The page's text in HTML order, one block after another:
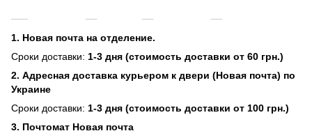
1. Новая почта на отделение.
Сроки доставки: 1-3 дня (стоимость доставки от 60 грн.)
2. Адресная доставка курьером к двери (Новая почта) по
Украине
Сроки доставки: 1-3 дня (стоимость доставки от 100 грн.)
3. Почтомат Новая почта